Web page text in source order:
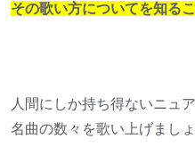
その歌い方についてを知る
人間にしか持ち得ないニュ
名曲の数々を歌い上げましょ